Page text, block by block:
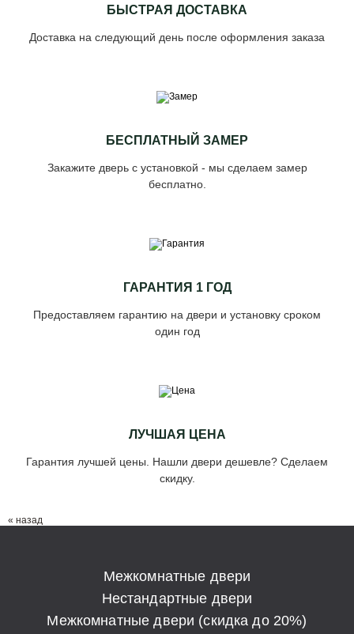
БЫСТРАЯ ДОСТАВКА
Доставка на следующий день после оформления заказа
БЕСПЛАТНЫЙ ЗАМЕР
Закажите дверь с установкой - мы сделаем замер
бесплатно.
ГАРАНТИЯ 1 ГОД
Предоставляем гарантию на двери и установку сроком
один год
ЛУЧШАЯ ЦЕНА
Гарантия лучшей цены. Нашли двери дешевле? Сделаем
скидку.
« назад
Межкомнатные двери
Нестандартные двери
Межкомнатные двери (скидка до 20%)